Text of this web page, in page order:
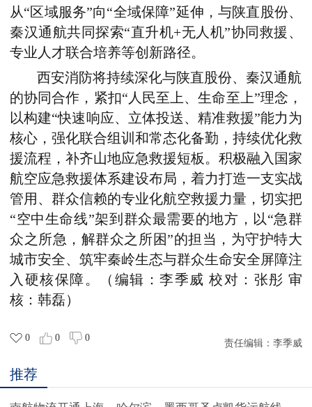
从“区域服务”向“全域保障”延伸，与陕直股份、
秦汉通航共同探索“直升机+无人机”协同救援、
专业人才联合培养等创新路径。
西安消防将持续深化与陕直股份、秦汉通航
的协同合作，紧扣“人民至上、生命至上”理念，
以构建“快速响应、立体投送、精准救援”能力为
核心，强化联合组训和常态化备勤，持续优化救
援流程，补齐山地应急救援短板。积极融入国家
航空应急救援体系建设布局，着力打造一支实战
管用、群众信赖的专业化航空救援力量，切实把
“空中生命线”架到群众最需要的地方，以“急群
众之所急，解群众之所困”的担当，为守护特大
城市安全、筑牢秦岭生态与群众生命安全屏障注
入硬核保障。
（编辑：李季威 校对：张彤 审
核：韩磊）
0 0 0
责任编辑： 李季威
推荐